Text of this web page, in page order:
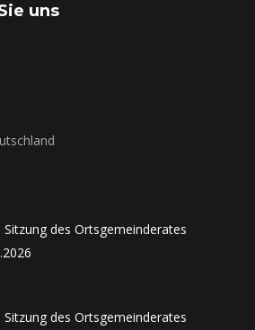
uns
des Ortsgemeinderates
des Ortsgemeinderates